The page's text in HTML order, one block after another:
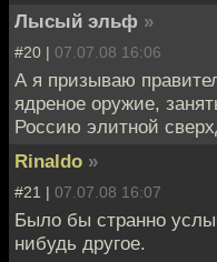
Лысый эльф »
#20 | 07.07.08 16:06
А я призываю
ядреное оружие,
Россию элитной
Rinaldo »
#21 | 07.07.08 16:07
Было бы странно
нибудь другое.